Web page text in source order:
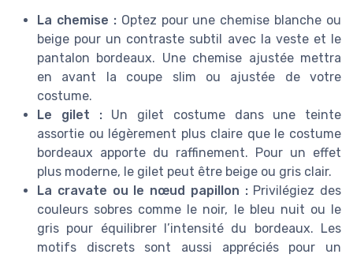
La chemise :Optez pour une chemise blanche ou
beige pour un contraste subtil avec la veste et le
pantalon bordeaux. Une chemise ajustée mettra
en avant la coupe slim ou ajustée de votre
costume.
Le gilet :Un gilet costume dans une teinte
assortie ou légèrement plus claire que le costume
bordeaux apporte du raffinement. Pour un effet
plus moderne, le gilet peut être beige ou gris clair.
La cravate ou le nœud papillon :Privilégiez des
couleurs sobres comme le noir, le bleu nuit ou le
gris pour équilibrer l’intensité du bordeaux. Les
motifs discrets sont aussi appréciés pour un